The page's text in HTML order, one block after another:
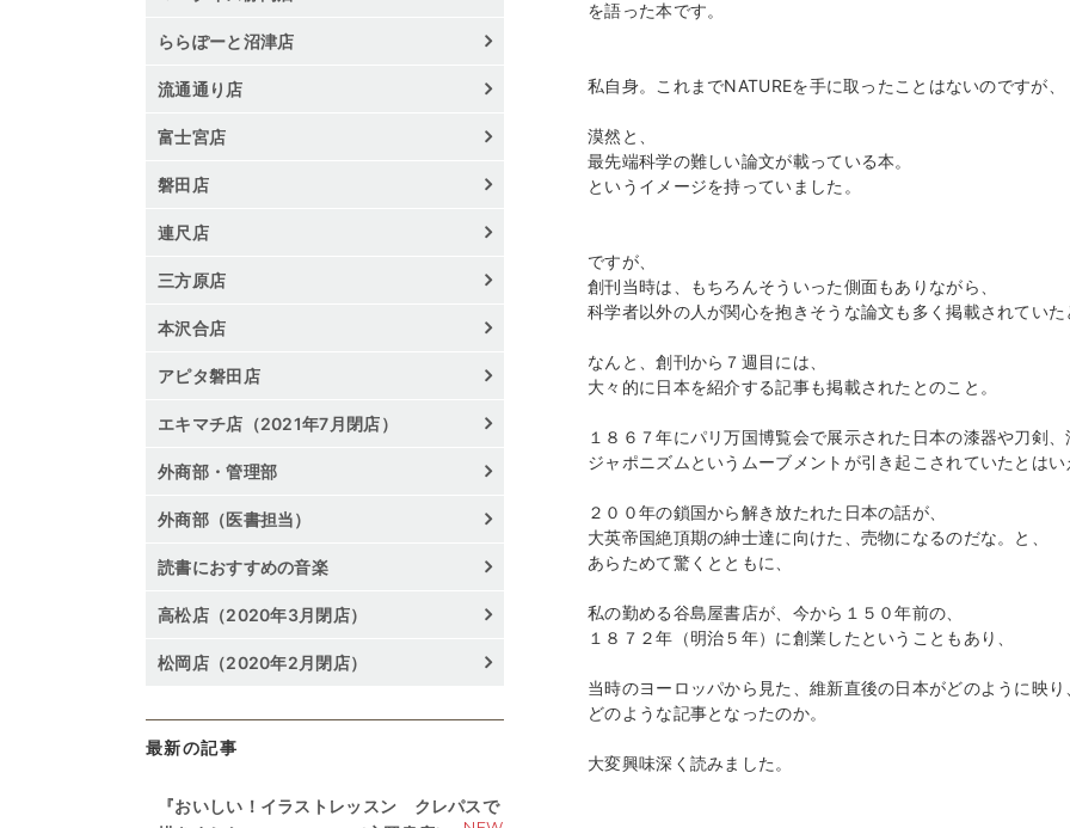
を語った本です。
私自身。これまでNATUREを手に取ったことはないのですが、
漠然と、
最先端科学の難しい論文が載っている本。
というイメージを持っていました。
ですが、
創刊当時は、もちろんそういった側面もありながら、
科学者以外の人が関心を抱きそうな論文も多く掲載されていた
なんと、創刊から７週目には、
大々的に日本を紹介する記事も掲載されたとのこと。
１８６７年にパリ万国博覧会で展示された日本の漆器や刀剣、
ジャポニズムというムーブメントが引き起こされていたとはい
２００年の鎖国から解き放たれた日本の話が、
大英帝国絶頂期の紳士達に向けた、売物になるのだな。と、
あらためて驚くとともに、
私の勤める谷島屋書店が、今から１５０年前の、
１８７２年（明治５年）に創業したということもあり、
当時のヨーロッパから見た、維新直後の日本がどのように映り
どのような記事となったのか。
大変興味深く読みました。
ららぽーと沼津店
流通通り店
富士宮店
磐田店
連尺店
三方原店
本沢合店
アピタ磐田店
エキマチ店（2021年7月閉店）
外商部・管理部
外商部（医書担当）
読書におすすめの音楽
高松店（2020年3月閉店）
松岡店（2020年2月閉店）
最新の記事
『おいしい！イラストレッスン クレパスで